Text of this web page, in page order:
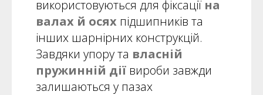
використовуються для фіксації на
валах й осяхпідшипників та
інших шарнірних конструкцій.
Завдяки упору та власній
пружинній дії вироби завжди
залишаються у пазах